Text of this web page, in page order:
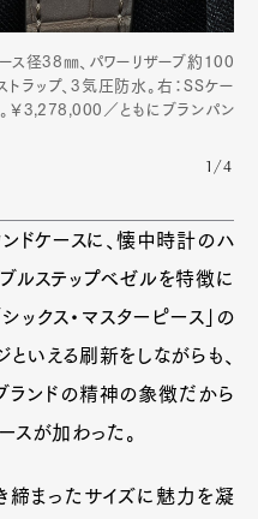
ース径38㎜、パワーリザーブ約100
トラップ、3気圧防水。右：SSケー
￥3,278,000／ともにブランパン
1/4
ンドケースに、懐中時計のハ
ルステップベゼルを特徴に
ックス・マスターピース」の
いえる刷新をしながらも、
ランドの精神の象徴だから
スが加わった。
締まったサイズに魅力を凝